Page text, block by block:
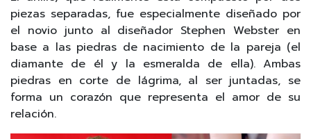
piezas separadas, fue especialmente diseñado por
el novio junto al diseñador Stephen Webster en
base a las piedras de nacimiento de la pareja (el
diamante de él y la esmeralda de ella). Ambas
piedras en corte de lágrima, al ser juntadas, se
forma un corazón que representa el amor de su
relación.